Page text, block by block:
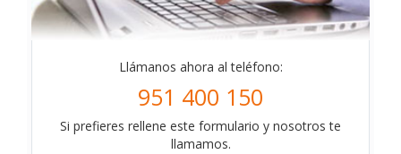
Llámanos ahora al teléfono:
951 400 150
Si prefieres rellene este formulario y nosotros te
llamamos.